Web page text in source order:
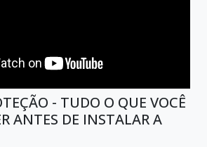
- TUDO O QUE VOCÊ
ANTES DE INSTALAR A